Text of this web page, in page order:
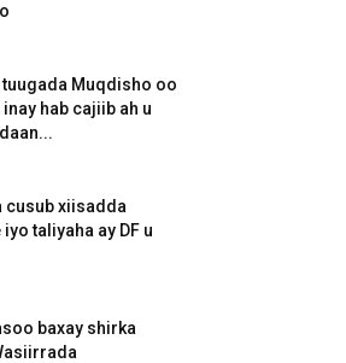
tuugada Muqdisho oo
hab cajiib ah u
cusub xiisadda
taliyaha ay DF u
baxay shirka